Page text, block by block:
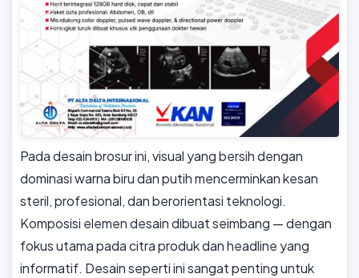
Pada desain brosur ini, visual yang bersih dengan
dominasi warna biru dan putih mencerminkan kesan
steril, profesional, dan berorientasi teknologi.
Komposisi elemen desain dibuat seimbang — dengan
fokus utama pada citra produk dan headline yang
informatif. Desain seperti ini sangat penting untuk